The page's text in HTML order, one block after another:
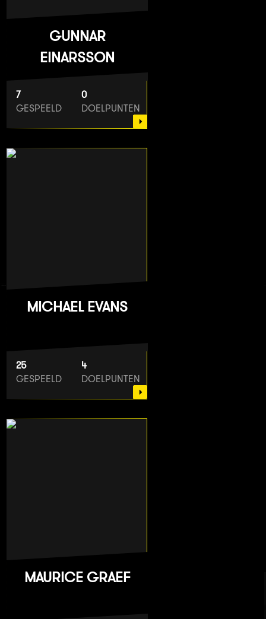
GUNNAR
EINARSSON
7
GESPEELD
0
DOELPUNTEN
MICHAEL EVANS
25
GESPEELD
4
DOELPUNTEN
MAURICE GRAEF